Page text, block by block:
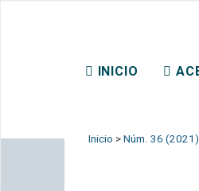
INICIO
Inicio > Núm. 36 (2021)